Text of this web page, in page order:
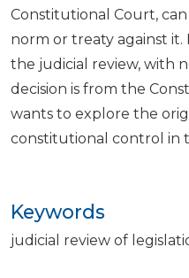
Keywords
judicial review of
Constitutional Court,
norm or treaty against it.
the judicial review, with
decision is from the
wants to explore the
constitutional control in